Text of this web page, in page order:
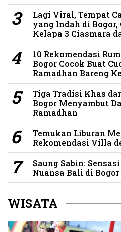
Lagi Viral, Tempat
yang Indah di Bogor,
Kelapa 3 Ciasmara
10 Rekomendasi
Bogor Cocok Buat
Ramadhan Bareng
Tiga Tradisi Khas
Bogor Menyambut
Ramadhan
Temukan Liburan
Rekomendasi Villa
Saung Sabin:
Nuansa Bali di
WISATA